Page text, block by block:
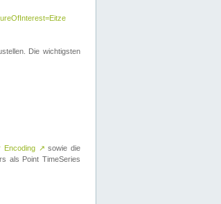
Die wichtigsten
Encoding ↗ sowie die
als Point TimeSeries